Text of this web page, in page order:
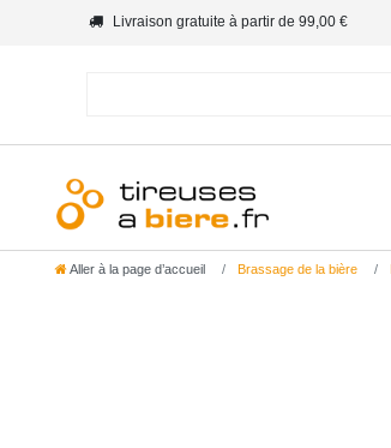
Livraison gratuite à partir de 99,00 €
Aller à la page d’accueil Brassage de la bière